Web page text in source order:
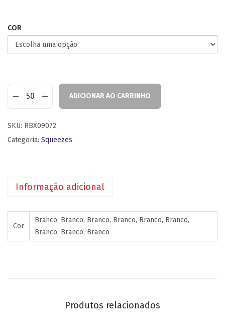
COR
ADICIONAR AO CARRINHO
SKU: RBX09072
Categoria: Squeezes
Informação adicional
Cor
Branco, Branco, Branco, Branco, Branco, Branco,
Branco, Branco, Branco
Produtos relacionados